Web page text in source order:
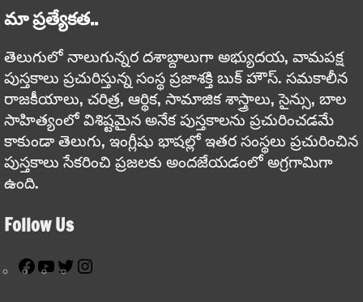
మా ప్రత్యేకత..
తెలుగులో నాలుగున్నర దశాబ్దాలుగా అభ్యుదయ, వామపక్ష
పుస్తకాలు ప్రచురిస్తున్న సంస్థ ప్రజాశక్తి బుక్ హౌస్. సమకాలీన
రాజకీయాలు, చరిత్ర, ఆర్థిక, సామాజిక శాస్త్రాలు, సైన్సు, బాల
సాహిత్యంలో విశిష్టమైన అనేక పుస్తకాలను ప్రచురించడమే
కాకుండా తెలుగు, ఇంగ్లీషు భాషల్లో ఇతర సంస్థలు ప్రచురించిన
పుస్తకాలు సేకరించి ప్రజలకు అందజేయడంలో అగ్రగామిగా
ఉంది.
Follow Us
Facebook
YouTubeTwitter